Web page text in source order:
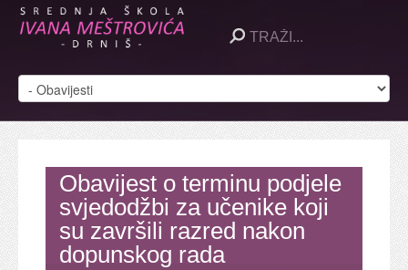
Obavijest o terminu podjele
svjedodžbi za učenike koji
su završili razred nakon
dopunskog rada